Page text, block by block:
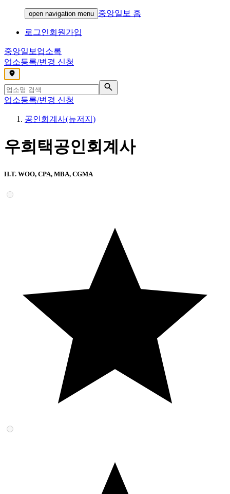
open navigation menu 중앙일보 홈
로그인회원가입
중앙일보 업소록
업소등록/변경 신청
,
업소등록/변경 신청
공인회계사(뉴저지)
우희택공인회계사
H.T. WOO, CPA, MBA, CGMA